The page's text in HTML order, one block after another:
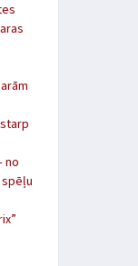
no